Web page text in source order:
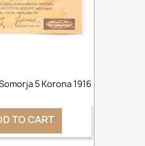
5 Korona 1916
TO CART